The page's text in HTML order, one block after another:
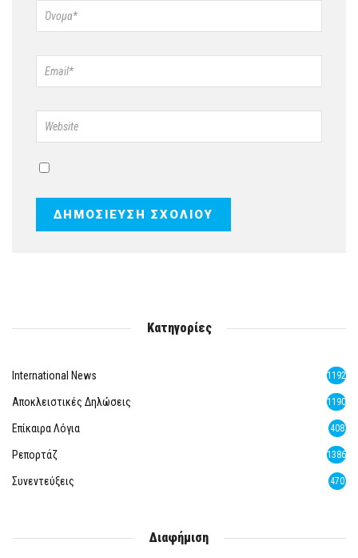
Κατηγορίες
International News 1192
Αποκλειστικές Δηλώσεις 1190
Επίκαιρα Λόγια 408
Ρεπορτάζ 1386
Συνεντεύξεις 470
Διαφήμιση